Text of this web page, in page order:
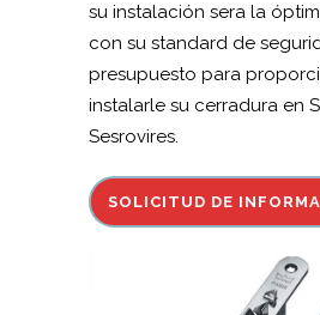
su instalación sera la
con su standard de
presupuesto para
instalarle su cerradura en
Sesrovires.
SOLICITUD DE